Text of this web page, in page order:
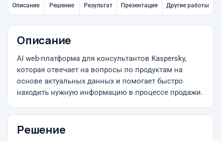
Описание Решение Результат Презентация Другие работы
Описание
AI web-платформа для консультантов Kaspersky,
которая отвечает на вопросы по продуктам на
основе актуальных данных и помогает быстро
находить нужную информацию в процессе продажи.
Решение